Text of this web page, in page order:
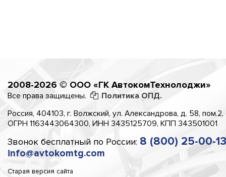
2008-2026 © ООО «ГК АвтокомТехнолоджи»
Все права защищены.
Политика ОПД.
Россия, 404103, г. Волжский, ул. Александрова, д. 58,
ОГРН 1163443064300, ИНН 3435125709, КПП 343501001
Звонок бесплатный по России: 8 (800) 25-00-
info@avtokomtg.com
Старая версия сайта